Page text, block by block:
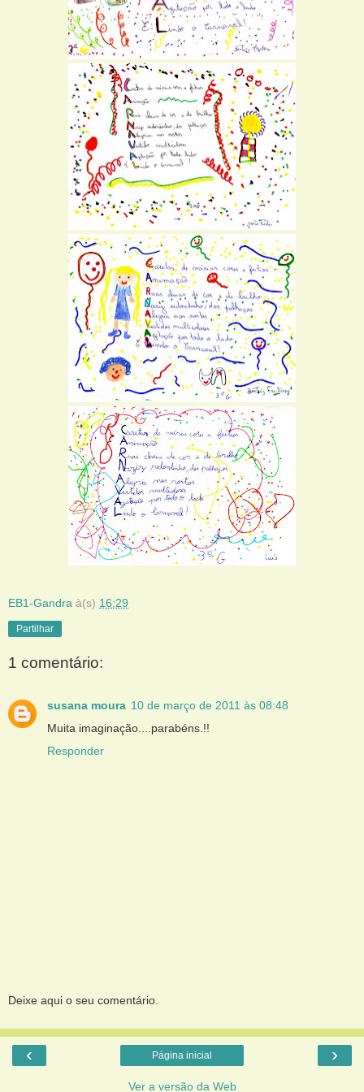
EB1-Gandra à(s) 16:29
Partilhar
1 comentário:
susana moura 10 de março de 2011 às 08:48
Muita imaginação....parabéns.!!
Responder
Deixe aqui o seu comentário.
‹ ›
Página inicial
Ver a versão da Web